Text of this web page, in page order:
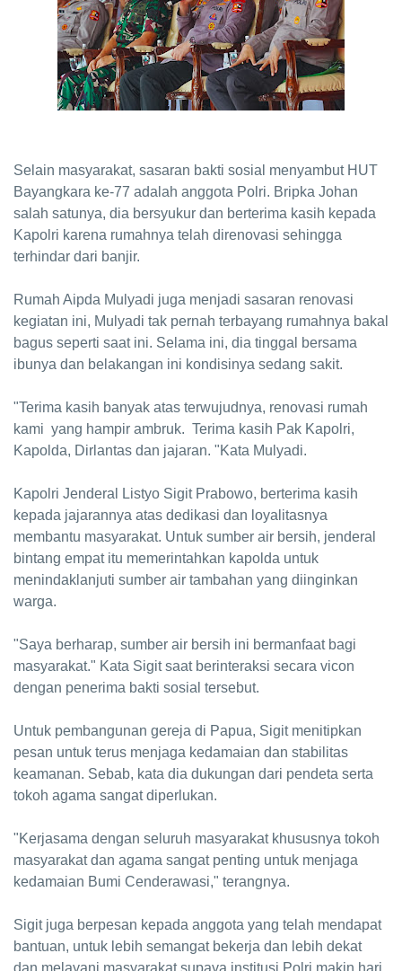
Selain masyarakat, sasaran bakti sosial menyambut HUT
Bayangkara ke-77 adalah anggota Polri. Bripka Johan
salah satunya, dia bersyukur dan berterima kasih kepada
Kapolri karena rumahnya telah direnovasi sehingga
terhindar dari banjir.
Rumah Aipda Mulyadi juga menjadi sasaran renovasi
kegiatan ini, Mulyadi tak pernah terbayang rumahnya bakal
bagus seperti saat ini. Selama ini, dia tinggal bersama
ibunya dan belakangan ini kondisinya sedang sakit.
"Terima kasih banyak atas terwujudnya, renovasi rumah
kami yang hampir ambruk. Terima kasih Pak Kapolri,
Kapolda, Dirlantas dan jajaran. "Kata Mulyadi.
Kapolri Jenderal Listyo Sigit Prabowo, berterima kasih
kepada jajarannya atas dedikasi dan loyalitasnya
membantu masyarakat. Untuk sumber air bersih, jenderal
bintang empat itu memerintahkan kapolda untuk
menindaklanjuti sumber air tambahan yang diinginkan
warga.
"Saya berharap, sumber air bersih ini bermanfaat bagi
masyarakat." Kata Sigit saat berinteraksi secara vicon
dengan penerima bakti sosial tersebut.
Untuk pembangunan gereja di Papua, Sigit menitipkan
pesan untuk terus menjaga kedamaian dan stabilitas
keamanan. Sebab, kata dia dukungan dari pendeta serta
tokoh agama sangat diperlukan.
"Kerjasama dengan seluruh masyarakat khususnya tokoh
masyarakat dan agama sangat penting untuk menjaga
kedamaian Bumi Cenderawasi," terangnya.
Sigit juga berpesan kepada anggota yang telah mendapat
bantuan, untuk lebih semangat bekerja dan lebih dekat
dan melayani masyarakat supaya institusi Polri makin hari